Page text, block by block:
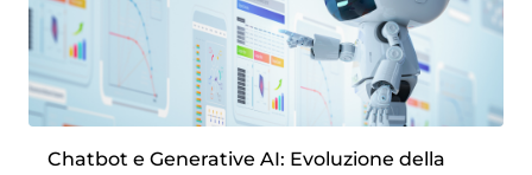
Chatbot e Generative AI: Evoluzione della